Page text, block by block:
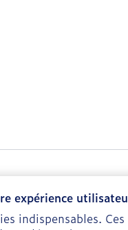
expérience
indispensables.